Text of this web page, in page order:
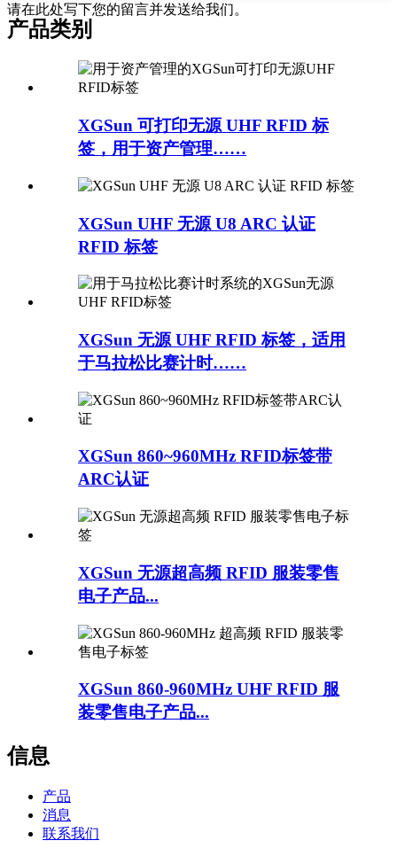
请在此处写下您的留言并发送给我们。
产品类别
XGSun 可打印无源 UHF RFID 标
签，用于资产管理……
XGSun UHF 无源 U8 ARC 认证
RFID 标签
XGSun 无源 UHF RFID 标签，适用
于马拉松比赛计时……
XGSun 860~960MHz RFID标签带
ARC认证
XGSun 无源超高频 RFID 服装零售
电子产品...
XGSun 860-960MHz UHF RFID 服
装零售电子产品...
信息
产品
消息
联系我们